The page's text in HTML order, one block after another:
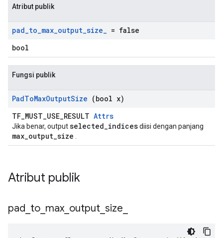
Atribut publik
pad_to_max_output_size_ = false
bool
Fungsi publik
PadToMaxOutputSize (bool x)
TF_MUST_USE_RESULT Attrs
Jika benar, outputselected_indicesdiisi dengan panjang
max_output_size
Atribut publik
pad to max output size